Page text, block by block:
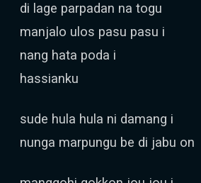
di lage parpadan na togu
manjalo ulos pasu pasu i
nang hata poda i
hassianku
sude hula hula ni damang i
nunga marpungu be di jabu on